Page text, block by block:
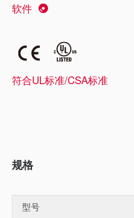
软件
符合UL标准/CSA标准
规格
型号